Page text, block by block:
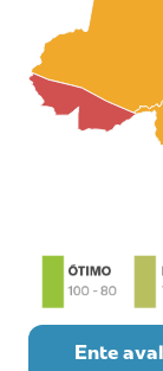
Ente